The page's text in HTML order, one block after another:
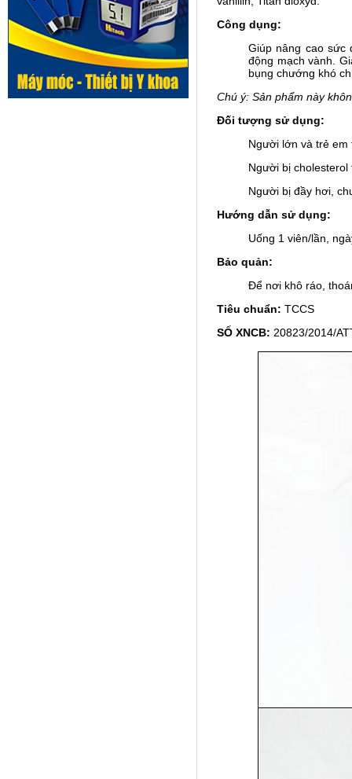
Công dụng:
Giúp nâng cao sức
động mạch vành.
bụng chướng khó
Chú ý: Sản phẩm này
Đối tượng sử dụng:
Người lớn và trẻ
Người bị
Người bị đầy hơi,
Hướng dẫn sử dụng:
Uống 1 viên/lần,
Bảo quản:
Để nơi khô ráo,
Tiêu chuẩn: TCCS
SỐ XNCB: 20823/2014/